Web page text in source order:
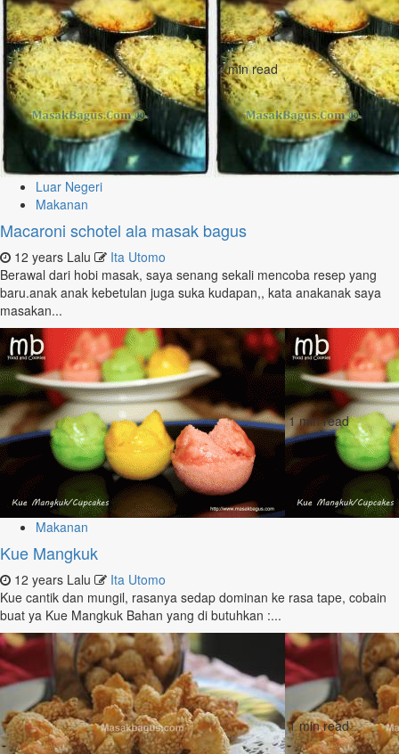
2 min read
Luar Negeri
Makanan
Macaroni schotel ala masak bagus
12 years Lalu
Ita Utomo
Berawal dari hobi masak, saya senang sekali mencoba resep yang
baru.anak anak kebetulan juga suka kudapan,, kata anakanak saya
masakan...
1 min read
Makanan
Kue Mangkuk
12 years Lalu
Ita Utomo
Kue cantik dan mungil, rasanya sedap dominan ke rasa tape, cobain
buat ya Kue Mangkuk Bahan yang di butuhkan :...
1 min read